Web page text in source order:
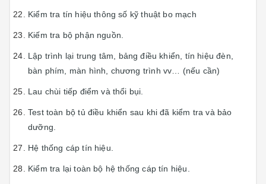
Kiểm tra tín hiệu thông số kỹ thuật bo mạch
Kiếm tra bộ phận nguồn.
Lập trình lại trung tâm, bảng điều khiển, tín hiệu đèn,
bàn phím, màn hình, chương trình vv… (nếu cần)
Lau chùi tiếp điểm và thổi bụi.
Test toàn bộ tủ điều khiển sau khi đã kiểm tra và bảo
dưỡng.
Hệ thống cáp tín hiệu.
Kiểm tra lại toàn bộ hệ thống cáp tín hiệu.